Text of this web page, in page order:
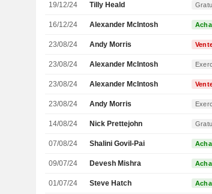
19/12/24 Tilly Heald
16/12/24 Alexander McIntosh
23/08/24 Andy Morris
23/08/24 Alexander McIntosh
23/08/24 Alexander McIntosh
23/08/24 Andy Morris
14/08/24 Nick Prettejohn
07/08/24 Shalini Govil-Pai
09/07/24 Devesh Mishra
01/07/24 Steve Hatch